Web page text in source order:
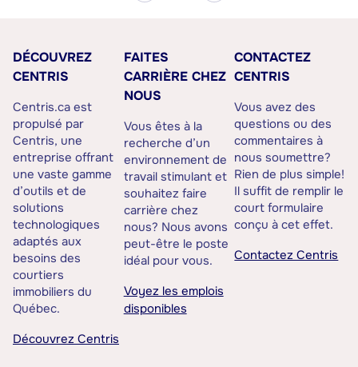
DÉCOUVREZ
CENTRIS
Centris.ca est
propulsé par
Centris, une
entreprise offrant
une vaste gamme
d’outils et de
solutions
technologiques
adaptés aux
besoins des
courtiers
immobiliers du
Québec.
Découvrez Centris
FAITES
CARRIÈRE CHEZ
NOUS
Vous êtes à la
recherche d’un
environnement de
travail stimulant et
souhaitez faire
carrière chez
nous? Nous avons
peut-être le poste
idéal pour vous.
Voyez les emplois
disponibles
CONTACTEZ
CENTRIS
Vous avez des
questions ou des
commentaires à
nous soumettre?
Rien de plus simple!
Il suffit de remplir le
court formulaire
conçu à cet effet.
Contactez Centris